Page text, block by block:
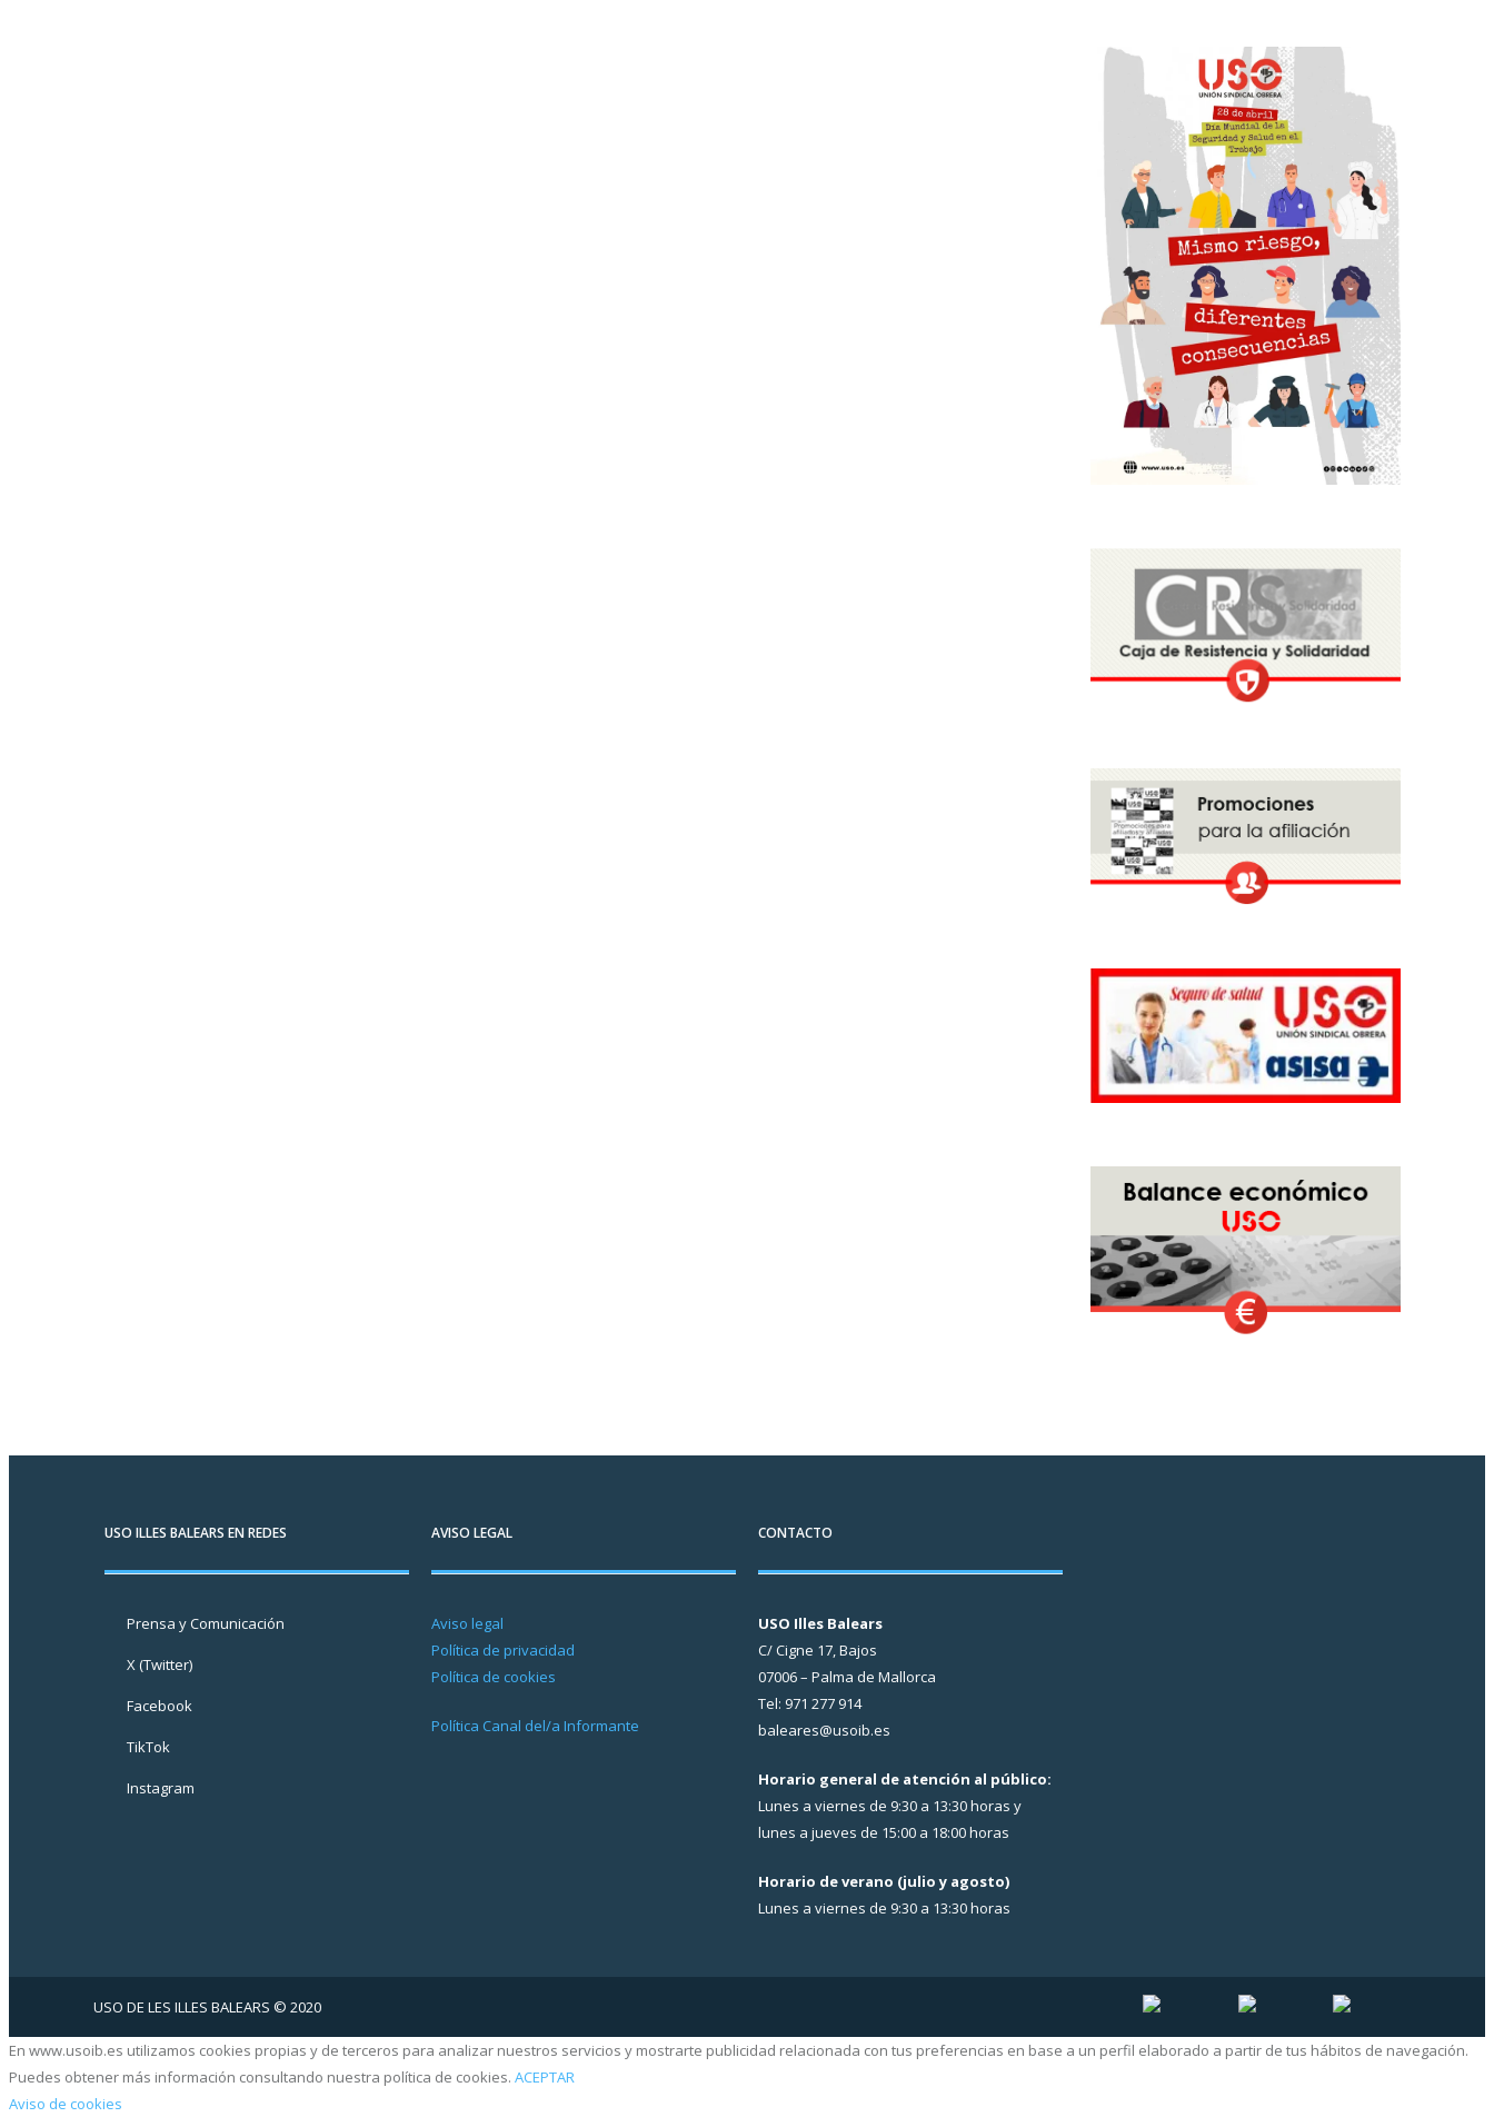
USO ILLES BALEARS EN REDES
Prensa y Comunicación
X (Twitter)
Facebook
TikTok
Instagram
AVISO LEGAL
Aviso legal
Política de privacidad
Política de cookies
Política Canal del/a Informante
CONTACTO
USO Illes Balears
C/ Cigne 17, Bajos
07006 – Palma de Mallorca
Tel: 971 277 914
baleares@usoib.es
Horario general de atención al público:
Lunes a viernes de 9:30 a 13:30 horas y
lunes a jueves de 15:00 a 18:00 horas
Horario de verano (julio y agosto)
Lunes a viernes de 9:30 a 13:30 horas
USO DE LES ILLES BALEARS © 2020
En www.usoib.es utilizamos cookies propias y de terceros para analizar nuestros servicios y mostrarte publicidad relacionada con tus preferencias en base a un perfil elaborado a partir de tus hábitos de navegación.
Puedes obtener más información consultando nuestra política de cookies. ACEPTAR
Aviso de cookies